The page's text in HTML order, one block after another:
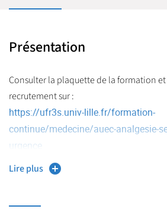
Présentation
Consulter la plaquette de la formation
recrutement sur :
https://ufr3s.univ-lille.fr/formation-
continue/medecine/auec-analgesie-
urgence
Lire plus